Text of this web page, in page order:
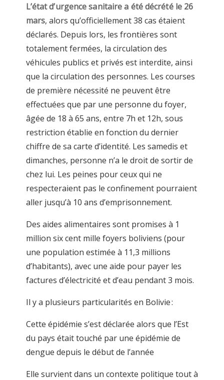
L’état d’urgence sanitaire a été décrété le 26
mars, alors qu’officiellement 38 cas étaient
déclarés. Depuis lors, les frontières sont
totalement fermées, la circulation des
véhicules publics et privés est interdite, ainsi
que la circulation des personnes. Les courses
de première nécessité ne peuvent être
effectuées que par une personne du foyer,
âgée de 18 à 65 ans, entre 7h et 12h, sous
restriction établie en fonction du dernier
chiffre de sa carte d’identité. Les samedis et
dimanches, personne n’a le droit de sortir de
chez lui. Les peines pour ceux qui ne
respecteraient pas le confinement pourraient
aller jusqu’à 10 ans d’emprisonnement.
Des aides alimentaires sont promises à 1
million six cent mille foyers boliviens (pour
une population estimée à 11,3 millions
d’habitants), avec une aide pour payer les
factures d’électricité et d’eau pendant 3 mois.
Il y a plusieurs particularités en Bolivie :
Cette épidémie s’est déclarée alors que l’Est
du pays était touché par une épidémie de
dengue depuis le début de l’année
Elle survient dans un contexte politique tout à